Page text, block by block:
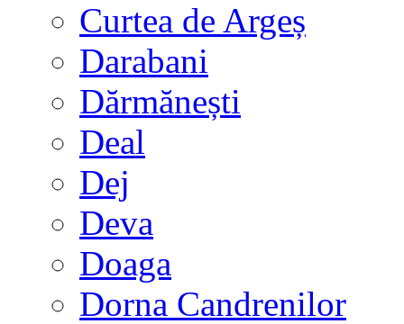
Curtea de Argeș
Darabani
Dărmănești
Deal
Dej
Deva
Doaga
Dorna Candrenilor